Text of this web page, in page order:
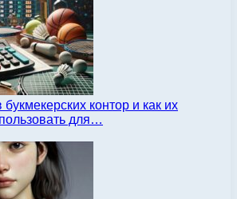
контор и как их
для…